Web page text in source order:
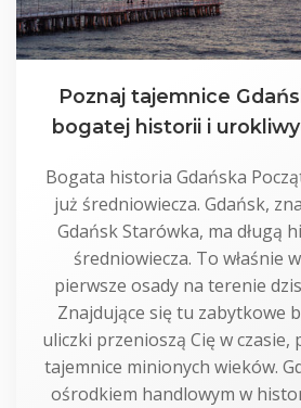
Poznaj tajemnice
bogatej historii i
Bogata historia Gdańska
już średniowiecza. Gdańsk,
Gdańsk Starówka, ma długą
średniowiecza. To właśnie
pierwsze osady na terenie
Znajdujące się tu zabytkowe
uliczki przenioszą Cię w czasie,
tajemnice minionych wieków.
ośrodkiem handlowym w